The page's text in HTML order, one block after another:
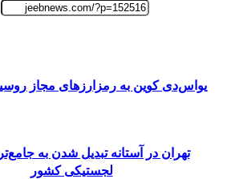
یواس‌دی کوین به رمزارزهای مجاز
تهران در آستانه تبدیل شدن به
لجستیکی کشور